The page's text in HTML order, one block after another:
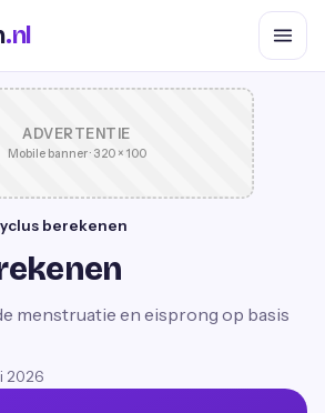
.nl
ADVERTENTIE
Mobile banner · 320 × 100
berekenen
menstruatie en eisprong op basis
2026